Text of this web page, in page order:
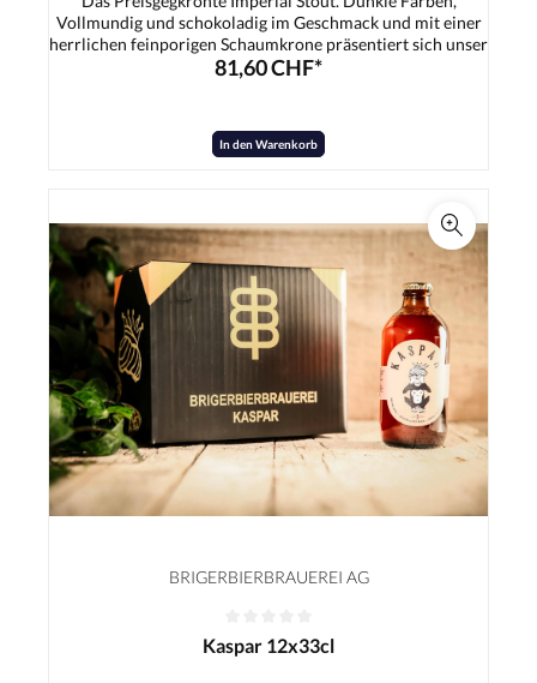
Vollmundig und schokoladig im Geschmack und mit einer
herrlichen feinporigen Schaumkrone präsentiert sich unser
Gubernator! Sein ausgewogener körper und die angenehm
81,60 CHF*
In den Warenkorb
BRIGERBIERBRAUEREI AG
Kaspar 12x33cl